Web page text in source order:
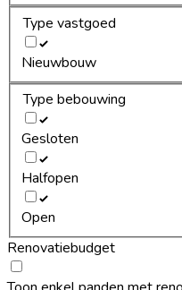
Type vastgoed
Nieuwbouw
Type bebouwing
Gesloten
Halfopen
Open
Renovatiebudget